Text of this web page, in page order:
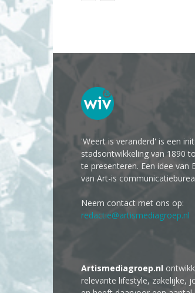
'Weert is veranderd' is een
stadsontwikkeling van 1890
te presenteren. Een idee van
van Art-is
Neem contact met ons op:
redactie@artismediagroep.nl
Artismediagroep.nl
relevante lifestyle, zakelijke,